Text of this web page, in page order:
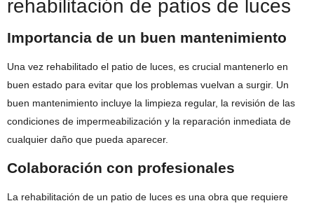
rehabilitación de patios de luces
Importancia de un buen mantenimiento
Una vez rehabilitado el patio de luces, es crucial mantenerlo en
buen estado para evitar que los problemas vuelvan a surgir. Un
buen mantenimiento incluye la limpieza regular, la revisión de las
condiciones de impermeabilización y la reparación inmediata de
cualquier daño que pueda aparecer.
Colaboración con profesionales
La rehabilitación de un patio de luces es una obra que requiere